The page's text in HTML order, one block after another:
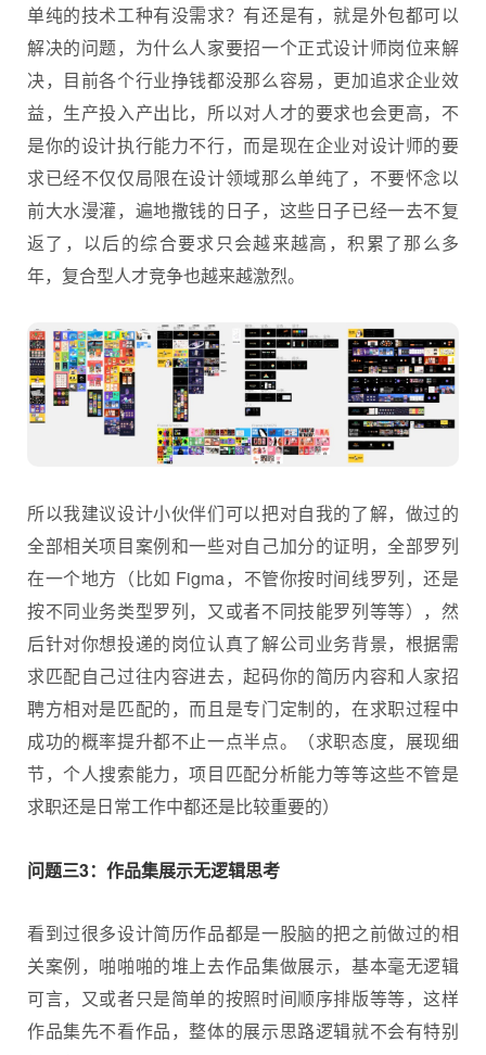
单纯的技术工种有没需求？有还是有，就是外包都可以
解决的问题，为什么人家要招一个正式设计师岗位来解
决，目前各个行业挣钱都没那么容易，更加追求企业效
益，生产投入产出比，所以对人才的要求也会更高，不
是你的设计执行能力不行，而是现在企业对设计师的要
求已经不仅仅局限在设计领域那么单纯了，不要怀念以
前大水漫灌，遍地撒钱的日子，这些日子已经一去不复
返了，以后的综合要求只会越来越高，积累了那么多
年，复合型人才竞争也越来越激烈。
所以我建议设计小伙伴们可以把对自我的了解，做过的
全部相关项目案例和一些对自己加分的证明，全部罗列
在一个地方（比如 Figma，不管你按时间线罗列，还是
按不同业务类型罗列，又或者不同技能罗列等等），然
后针对你想投递的岗位认真了解公司业务背景，根据需
求匹配自己过往内容进去，起码你的简历内容和人家招
聘方相对是匹配的，而且是专门定制的，在求职过程中
成功的概率提升都不止一点半点。（求职态度，展现细
节，个人搜索能力，项目匹配分析能力等等这些不管是
求职还是日常工作中都还是比较重要的）
问题三3：作品集展示无逻辑思考
看到过很多设计简历作品都是一股脑的把之前做过的相
关案例，啪啪啪的堆上去作品集做展示，基本毫无逻辑
可言，又或者只是简单的按照时间顺序排版等等，这样
作品集先不看作品，整体的展示思路逻辑就不会有特别